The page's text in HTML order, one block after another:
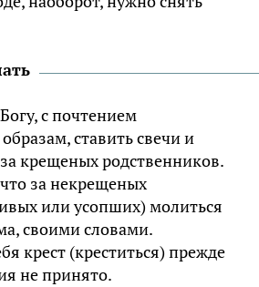
с почтением
ставить свечи и
крещеных родственников.
за некрещеных
или усопших) молиться
своими словами.
крест (креститься) прежде
не принято.